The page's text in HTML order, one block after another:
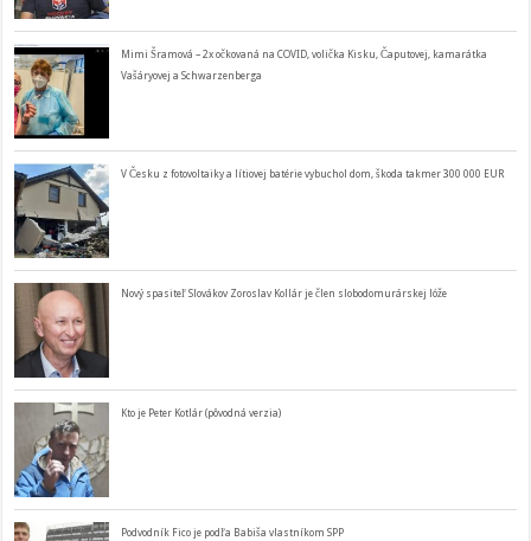
Mimi Šramová – 2x očkovaná na COVID, volička Kisku, Čaputovej, kamarátka
Vašáryovej a Schwarzenberga
V Česku z fotovoltaiky a lítiovej batérie vybuchol dom, škoda takmer 300 000 EUR
Nový spasiteľ Slovákov Zoroslav Kollár je člen slobodomurárskej lóže
Kto je Peter Kotlár (pôvodná verzia)
Podvodník Fico je podľa Babiša vlastníkom SPP